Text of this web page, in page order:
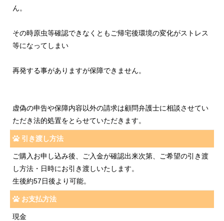
ん。
その時原虫等確認できなくともご帰宅後環境の変化がストレス
等になってしまい
再発する事がありますが保障できません。
虚偽の申告や保障内容以外の請求は顧問弁護士に相談させてい
ただき法的処置をとらせていただきます。
引き渡し方法
ご購入お申し込み後、ご入金が確認出来次第、ご希望の引き渡
し方法・日時にお引き渡しいたします。
生後約57日後より可能。
お支払方法
現金